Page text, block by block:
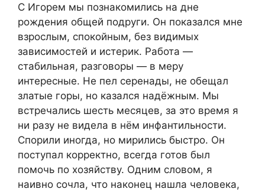
С Игорем мы познакомились на дне
рождения общей подруги. Он показался мне
взрослым, спокойным, без видимых
зависимостей и истерик. Работа —
стабильная, разговоры — в меру
интересные. Не пел серенады, не обещал
златые горы, но казался надёжным. Мы
встречались шесть месяцев, за это время я
ни разу не видела в нём инфантильности.
Спорили иногда, но мирились быстро. Он
поступал корректно, всегда готов был
помочь по хозяйству. Одним словом, я
наивно сочла, что наконец нашла человека,